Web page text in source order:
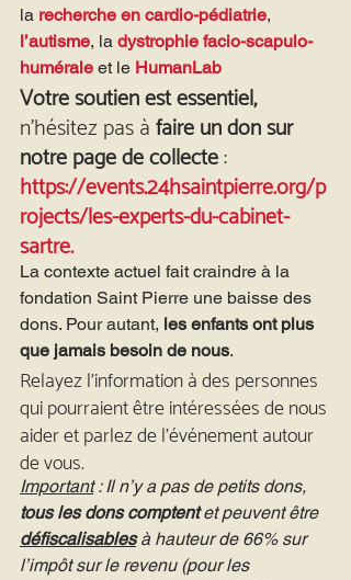
la recherche en cardio-pédiatrie,
l’autisme, la dystrophie facio-scapulo-
humérale et le HumanLab
Votre soutien est essentiel,
n’hésitez pas à faire un don sur
notre page de collecte :
https://events.24hsaintpierre.org/p
rojects/les-experts-du-cabinet-
sartre.
La contexte actuel fait craindre à la
fondation Saint Pierre une baisse des
dons. Pour autant, les enfants ont plus
que jamais besoin de nous.
Relayez l’information à des personnes
qui pourraient être intéressées de nous
aider et parlez de l’événement autour
de vous.
Important : Il n’y a pas de petits dons,
tous les dons comptent et peuvent être
défiscalisables à hauteur de 66% sur
l’impôt sur le revenu (pour les